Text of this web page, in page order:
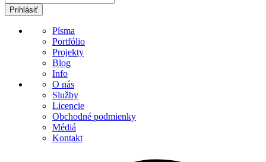
Písma
Portfólio
Projekty
Blog
Info
O nás
Služby
Licencie
Obchodné podmienky
Médiá
Kontakt